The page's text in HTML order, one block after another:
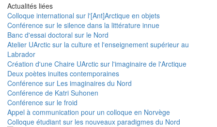
Actualités liées
Colloque international sur l'[Ant]Arctique en objets
Conférence sur le silence dans la littérature innue
Banc d'essai doctoral sur le Nord
Atelier UArctic sur la culture et l'enseignement supérieur au
Labrador
Création d'une Chaire UArctic sur l'imaginaire de l'Arctique
Deux poètes inuites contemporaines
Conférence sur Les imaginaires du Nord
Conférence de Katri Suhonen
Conférence sur le froid
Appel à communication pour un colloque en Norvège
Colloque étudiant sur les nouveaux paradigmes du Nord